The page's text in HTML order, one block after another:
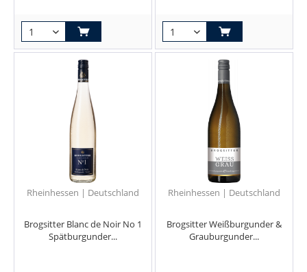
Rheinhessen | Deutschland
Brogsitter Blanc de Noir No 1
Spätburgunder...
Rheinhessen | Deutschland
Brogsitter Weißburgunder &
Grauburgunder...